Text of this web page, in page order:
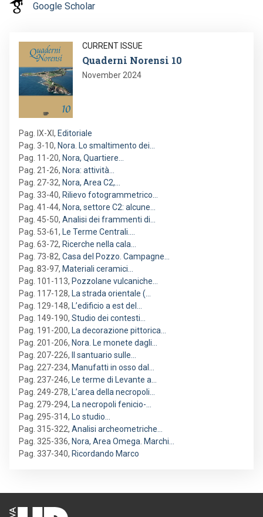
Google Scholar
CURRENT ISSUE
Quaderni Norensi 10
November 2024
Pag. IX-XI , Editoriale
Pag. 3-10, Nora. Lo smaltimento dei…
Pag. 11-20, Nora, Quartiere…
Pag. 21-26, Nora: attività…
Pag. 27-32, Nora, Area C2,…
Pag. 33-40, Rilievo fotogrammetrico…
Pag. 41-44, Nora, settore C2: alcune…
Pag. 45-50, Analisi dei frammenti di…
Pag. 53-61, Le Terme Centrali.…
Pag. 63-72, Ricerche nella cala…
Pag. 73-82, Casa del Pozzo. Campagne…
Pag. 83-97, Materiali ceramici…
Pag. 101-113, Pozzolane vulcaniche…
Pag. 117-128, La strada orientale (…
Pag. 129-148, L’edificio a est del…
Pag. 149-190, Studio dei contesti…
Pag. 191-200, La decorazione pittorica…
Pag. 201-206, Nora. Le monete dagli…
Pag. 207-226,
Il santuario sulle…
Pag. 227-234, Manufatti in osso dal…
Pag. 237-246, Le terme di Levante a…
Pag. 249-278, L’area della necropoli…
Pag. 279-294, La necropoli fenicio-…
Pag. 295-314, Lo studio…
Pag. 315-322, Analisi archeometriche…
Pag. 325-336, Nora, Area Omega. Marchi…
Pag. 337-340, Ricordando Marco